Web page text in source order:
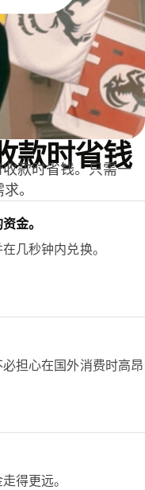
款时省钱
款时省钱。只需一
。
金。
几秒钟内兑换。
担心在国外消费时高昂
得更远。